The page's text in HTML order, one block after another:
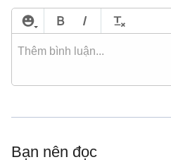
Bạn nên đọc